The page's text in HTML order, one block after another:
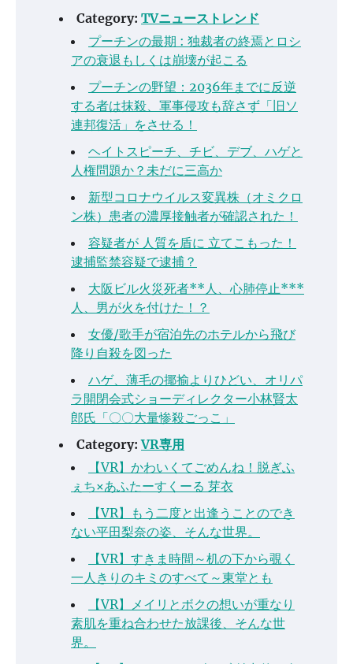
Category: TVニューストレンド
プーチンの最期 : 独裁者の終焉とロシ
アの衰退もしくは崩壊が起こる
プーチンの野望：2036年までに反逆
する者は抹殺、軍事侵攻も辞さず「旧ソ
連邦復活」をさせる！
ヘイトスピーチ、チビ、デブ、ハゲと
人権問題か？未だに三高か
新型コロナウイルス変異株（オミクロ
ン株）患者の濃厚接触者が確認された！
容疑者が 人質を盾に 立てこもった！
逮捕監禁容疑で逮捕？
大阪ビル火災死者**人、心肺停止***
人、男が火を付けた！？
女優/歌手が宿泊先のホテルから飛び
降り自殺を図った
ハゲ、薄毛の揶揄よりひどい、オリパ
ラ開閉会式ショーディレクター小林賢太
郎氏「〇〇大量惨殺ごっこ」
Category:VR専用
【VR】かわいくてごめんね！脱ぎふ
ぇち×あふたーすくーる 芽衣
【VR】もう二度と出逢うことのでき
ない平田梨奈の姿、そんな世界。
【VR】すきま時間～机の下から覗く
一人きりのキミのすべて～東堂とも
【VR】メイリとボクの想いが重なり
素肌を重ね合わせた放課後、そんな世
界。